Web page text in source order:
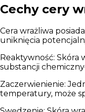
Cechy cery
Cera wrażliwa
uniknięcia
Reaktywność: Skóra
substancji
Zaczerwienienie:
temperatury, może